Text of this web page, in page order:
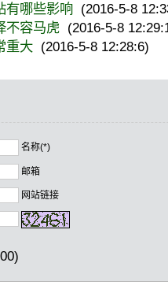
有哪些影响 (2016-5-8
不容马虎 (2016-5-8
重大 (2016-5-8 12:28:6)
名称(*)
邮箱
网站链接